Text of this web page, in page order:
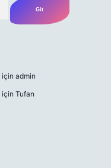
için admin
için Tufan